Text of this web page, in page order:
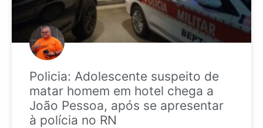
Policia: Adolescente suspeito de
matar homem em hotel chega a
João Pessoa, após se apresentar
à polícia no RN